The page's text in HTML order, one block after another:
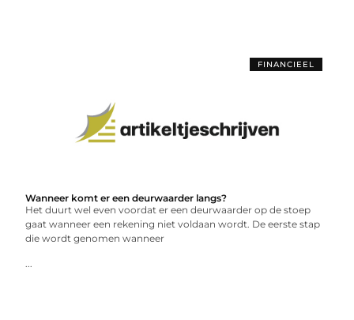
FINANCIEEL
Wanneer komt er een deurwaarder langs?
Het duurt wel even voordat er een deurwaarder op de stoep
gaat wanneer een rekening niet voldaan wordt. De eerste stap
die wordt genomen wanneer
...